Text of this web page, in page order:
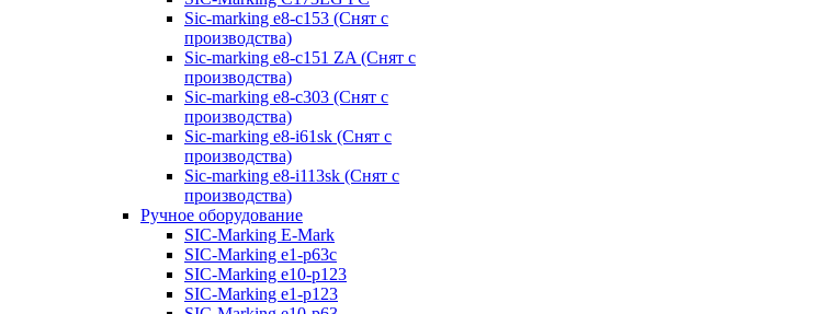
Sic-marking e8-c153 (Снят с
производства)
Sic-marking e8-c151 ZA (Снят с
производства)
Sic-marking e8-c303 (Снят с
производства)
Sic-marking e8-i61sk (Снят с
производства)
Sic-marking e8-i113sk (Снят с
производства)
Ручное оборудование
SIC-Marking E-Mark
SIC-Marking e1-p63с
SIC-Marking e10-p123
SIC-Marking e1-p123